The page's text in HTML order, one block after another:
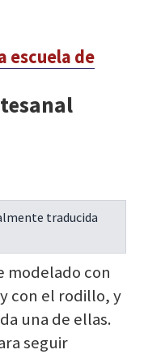
escuela de
traducida
modelado con
con el rodillo, y
una de ellas.
seguir